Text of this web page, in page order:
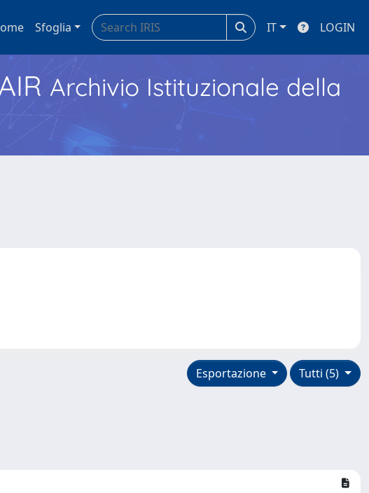
Sfoglia IT LOGIN
Archivio Istituzionale della
Tutti (5)
Esportazione